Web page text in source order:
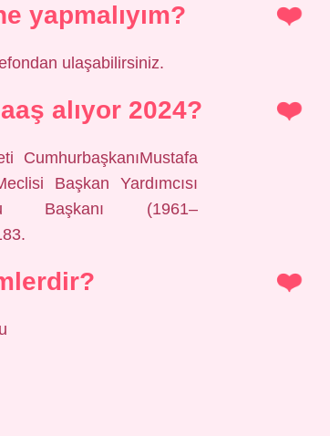
yapmalıyım?
ulaşabilirsiniz.
alıyor 2024?
CumhurbaşkanıMustafa
Başkan Yardımcısı
Başkanı (1961–